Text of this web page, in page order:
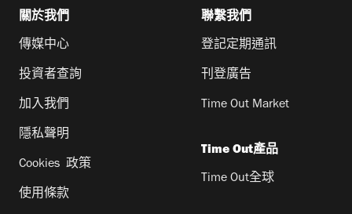
關於我們
傳媒中心
投資者查詢
加入我們
隱私聲明
Cookies 政策
使用條款
聯繫我們
登記定期通訊
刊登廣告
Time Out Market
Time Out產品
Time Out全球